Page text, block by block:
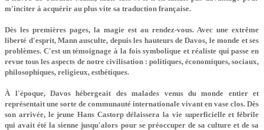
m'inciter à acquérir au plus vite sa traduction française.
Dès les premières pages, la magie est au rendez-vous. Avec une extrême
liberté d'esprit, Mann ausculte, depuis les hauteurs de Davos, le monde et ses
problèmes. C'est un témoignage à la fois symbolique et réaliste qui passe en
revue tous les aspects de notre civilisation : politiques, économiques, sociaux,
philosophiques, religieux, esthétiques.
À l'époque, Davos hébergeait des malades venus du monde entier et
représentait une sorte de communauté internationale vivant en vase clos. Dès
son arrivée, le jeune Hans Castorp délaissera la vie superficielle et fébrile
qui avait été la sienne jusqu'alors pour se préoccuper de sa culture et de sa